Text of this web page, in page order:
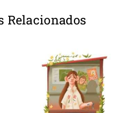
Relacionados